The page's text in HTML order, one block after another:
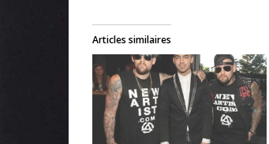
Articles similaires